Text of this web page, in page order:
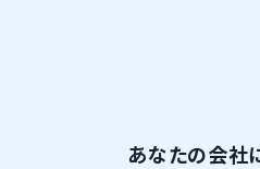
あなたの会社